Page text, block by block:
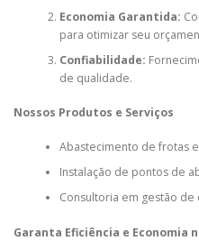
Economia Garantida:
para otimizar seu
Confiabilidade:
de qualidade.
Nossos Produtos e Serviços
Abastecimento de frotas
Instalação de pontos de
Consultoria em gestão
Garanta Eficiência e Economia